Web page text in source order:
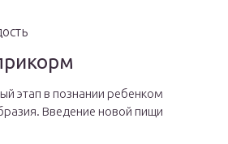
этап в познании ребенком
Введение новой пищи